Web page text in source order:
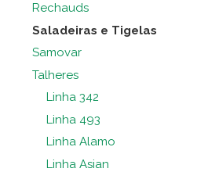
Rechauds
Saladeiras e Tigelas
Samovar
Talheres
Linha 342
Linha 493
Linha Alamo
Linha Asian